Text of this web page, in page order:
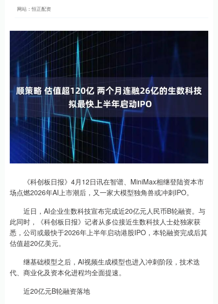
网站：恒正配资
《科创板日报》4月12日讯在智谱、MiniMax相继登陆资本市
场点燃2026年AI上市潮后，又一家大模型独角兽或冲刺IPO。
近日，AI企业生数科技宣布完成近20亿元人民币B轮融资。与
此同时，《科创板日报》记者从多位接近生数科技人士处独家获
悉，公司或最快于2026年上半年启动港股IPO，本轮融资完成后其
估值超20亿美元。
继基础模型之后，AI视频生成模型也进入冲刺阶段，技术迭
代、商业化及资本化进程均全面提速。
近20亿元B轮融资落地